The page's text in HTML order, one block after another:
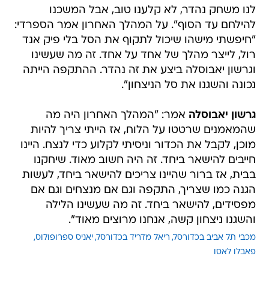
לנו משחק נהדר, לא קלענו טוב, אבל המשכנו
להילחם עד הסוף". על המהלך האחרון אמר הספרדי:
"חיפשתי מישהו שיכול לתקוף את הסל בלי פיק אנד
רול, לייצר מהלך של אחד על אחד. זה מה שעשינו
וגרשון יאבוסלה ביצע את זה נהדר. ההתקפה הייתה
נכונה והשגנו את סל הניצחון".
גרשון יאבוסלה אמר: "המהלך האחרון היה מה
שהמאמנים שרטטו על הלוח, אז הייתי צריך להיות
מוכן, לקבל את הכדור וניסיתי לקלוע כדי לנצח. היינו
חייבים להישאר ביחד. זה היה חשוב מאוד. שיחקנו
בבית, אז ברור שהיינו צריכים להישאר ביחד, לעשות
הגנה כמו שצריך, התקפה וגם אם מנצחים וגם אם
מפסידים, להישאר ביחד. זה מה שעשינו הלילה
והשגנו ניצחון קשה, אנחנו מרוצים מאוד".
מכבי תל אביב בכדורסל ריאל מדריד בכדורסל יאניס ספרופולוס
פאבלו לאסו